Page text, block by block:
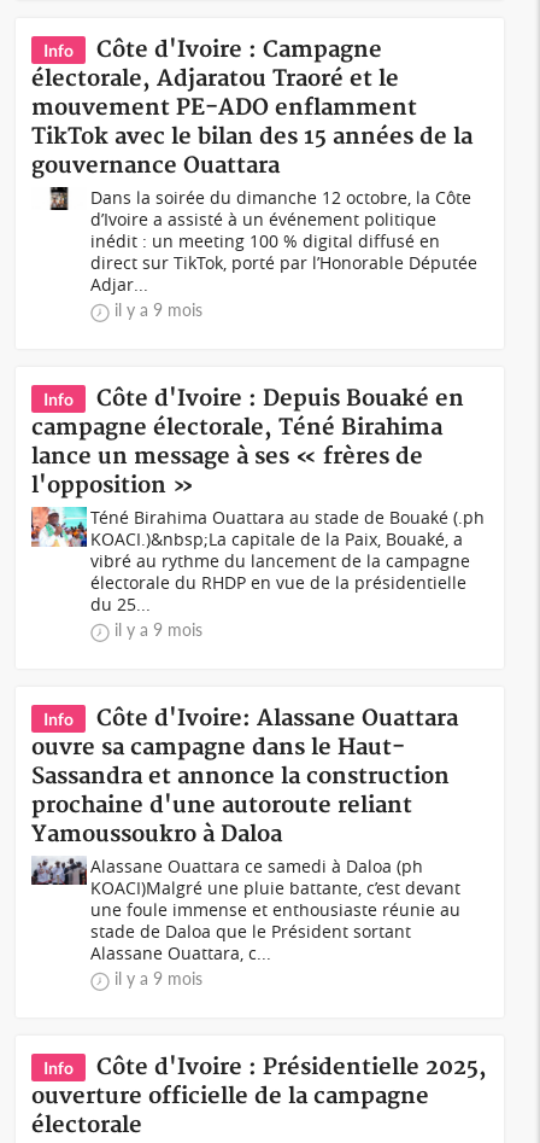
Info
Côte d'Ivoire : Campagne
électorale, Adjaratou Traoré et le
mouvement PE-ADO enflamment
TikTok avec le bilan des 15 années de la
gouvernance Ouattara
Dans la soirée du dimanche 12 octobre, la Côte
d’Ivoire a assisté à un événement politique
inédit : un meeting 100 % digital diffusé en
direct sur TikTok, porté par l’Honorable Députée
Adjar...
il y a 9 mois
Info
Côte d'Ivoire : Depuis Bouaké en
campagne électorale, Téné Birahima
lance un message à ses « frères de
l'opposition »
Téné Birahima Ouattara au stade de Bouaké (.ph
KOACI.)&nbsp;La capitale de la Paix, Bouaké, a
vibré au rythme du lancement de la campagne
électorale du RHDP en vue de la présidentielle
du 25...
il y a 9 mois
Info
Côte d'Ivoire: Alassane Ouattara
ouvre sa campagne dans le Haut-
Sassandra et annonce la construction
prochaine d'une autoroute reliant
Yamoussoukro à Daloa
Alassane Ouattara ce samedi à Daloa (ph
KOACI)Malgré une pluie battante, c’est devant
une foule immense et enthousiaste réunie au
stade de Daloa que le Président sortant
Alassane Ouattara, c...
il y a 9 mois
Info
Côte d'Ivoire : Présidentielle 2025,
ouverture officielle de la campagne
électorale